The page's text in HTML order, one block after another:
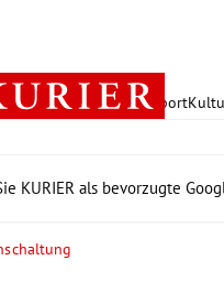
PolitikWirtschaft Sport
KURIER als bevorzugte